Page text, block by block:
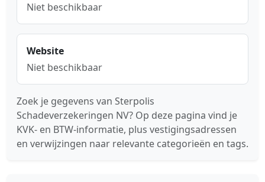
Niet beschikbaar
Website
Niet beschikbaar
Zoek je gegevens van Sterpolis
Schadeverzekeringen NV? Op deze pagina vind je
KVK- en BTW-informatie, plus vestigingsadressen
en verwijzingen naar relevante categorieën en tags.